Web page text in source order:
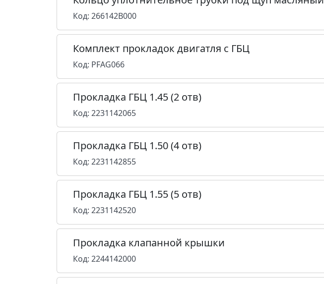
Код: 266142B000
Комплект прокладок двигатля с ГБЦ
Код: PFAG066
Прокладка ГБЦ 1.45 (2 отв)
Код: 2231142065
Прокладка ГБЦ 1.50 (4 отв)
Код: 2231142855
Прокладка ГБЦ 1.55 (5 отв)
Код: 2231142520
Прокладка клапанной крышки
Код: 2244142000